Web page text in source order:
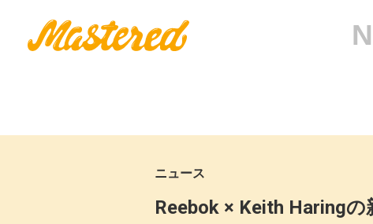
ニュース
Reebok × Keith Haring